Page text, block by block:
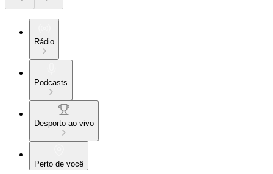
Rádio
Podcasts
Desporto ao vivo
Perto de você